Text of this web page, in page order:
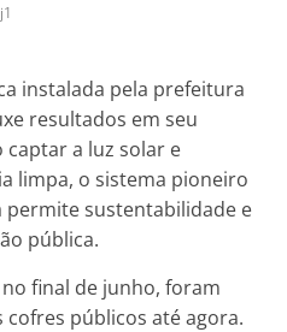
instalada pela prefeitura
resultados em seu
captar a luz solar e
limpa, o sistema pioneiro
sustentabilidade e
pública.
final de junho, foram
cofres públicos até agora.